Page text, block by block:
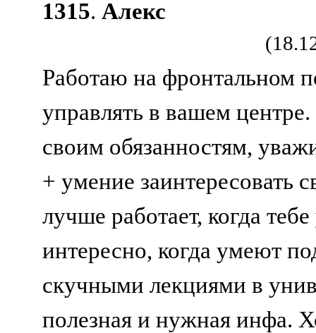
1315. Алекс
Работаю на фронтальном
управлять в вашем
своим обязанностям,
+ умение заинтересовать
лучше работает, когда
интересно, когда умеют
скучными лекциями в
полезная и нужная инфа.